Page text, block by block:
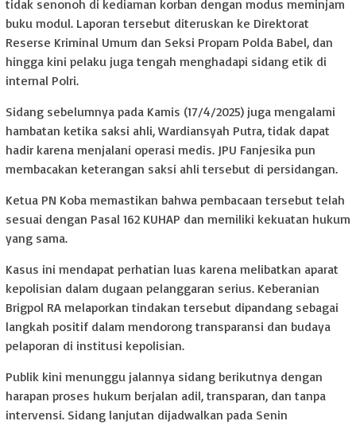
tidak senonoh di kediaman korban dengan modus meminjam
buku modul. Laporan tersebut diteruskan ke Direktorat
Reserse Kriminal Umum dan Seksi Propam Polda Babel, dan
hingga kini pelaku juga tengah menghadapi sidang etik di
internal Polri.
Sidang sebelumnya pada Kamis (17/4/2025) juga mengalami
hambatan ketika saksi ahli, Wardiansyah Putra, tidak dapat
hadir karena menjalani operasi medis. JPU Fanjesika pun
membacakan keterangan saksi ahli tersebut di persidangan.
Ketua PN Koba memastikan bahwa pembacaan tersebut telah
sesuai dengan Pasal 162 KUHAP dan memiliki kekuatan hukum
yang sama.
Kasus ini mendapat perhatian luas karena melibatkan aparat
kepolisian dalam dugaan pelanggaran serius. Keberanian
Brigpol RA melaporkan tindakan tersebut dipandang sebagai
langkah positif dalam mendorong transparansi dan budaya
pelaporan di institusi kepolisian.
Publik kini menunggu jalannya sidang berikutnya dengan
harapan proses hukum berjalan adil, transparan, dan tanpa
intervensi. Sidang lanjutan dijadwalkan pada Senin